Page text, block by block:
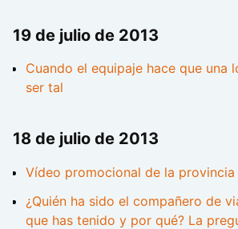
19 de julio de 2013
Cuando el equipaje hace que una
ser tal
18 de julio de 2013
Vídeo promocional de la provincia
¿Quién ha sido el compañero de
que has tenido y por qué? La